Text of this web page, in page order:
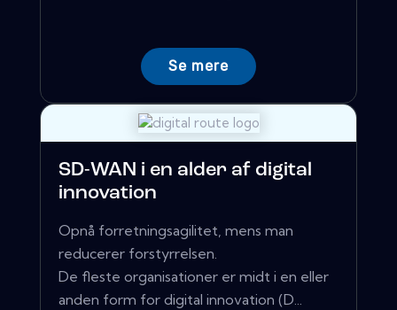
Se mere
SD-WAN i en alder af digital
innovation
Opnå forretningsagilitet, mens man
reducerer forstyrrelsen.
De fleste organisationer er midt i en eller
anden form for digital innovation (D...